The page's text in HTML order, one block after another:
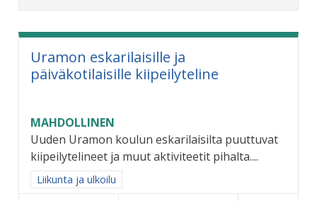
Uramon eskarilaisille ja
päiväkotilaisille kiipeilyteline
MAHDOLLINEN
Uuden Uramon koulun eskarilaisilta puuttuvat
kiipeilytelineet ja muut aktiviteetit pihalta....
Rajaa tulokset aihepiirin mukaan: Liikunta ja ulkoilu
Liikunta ja ulkoilu